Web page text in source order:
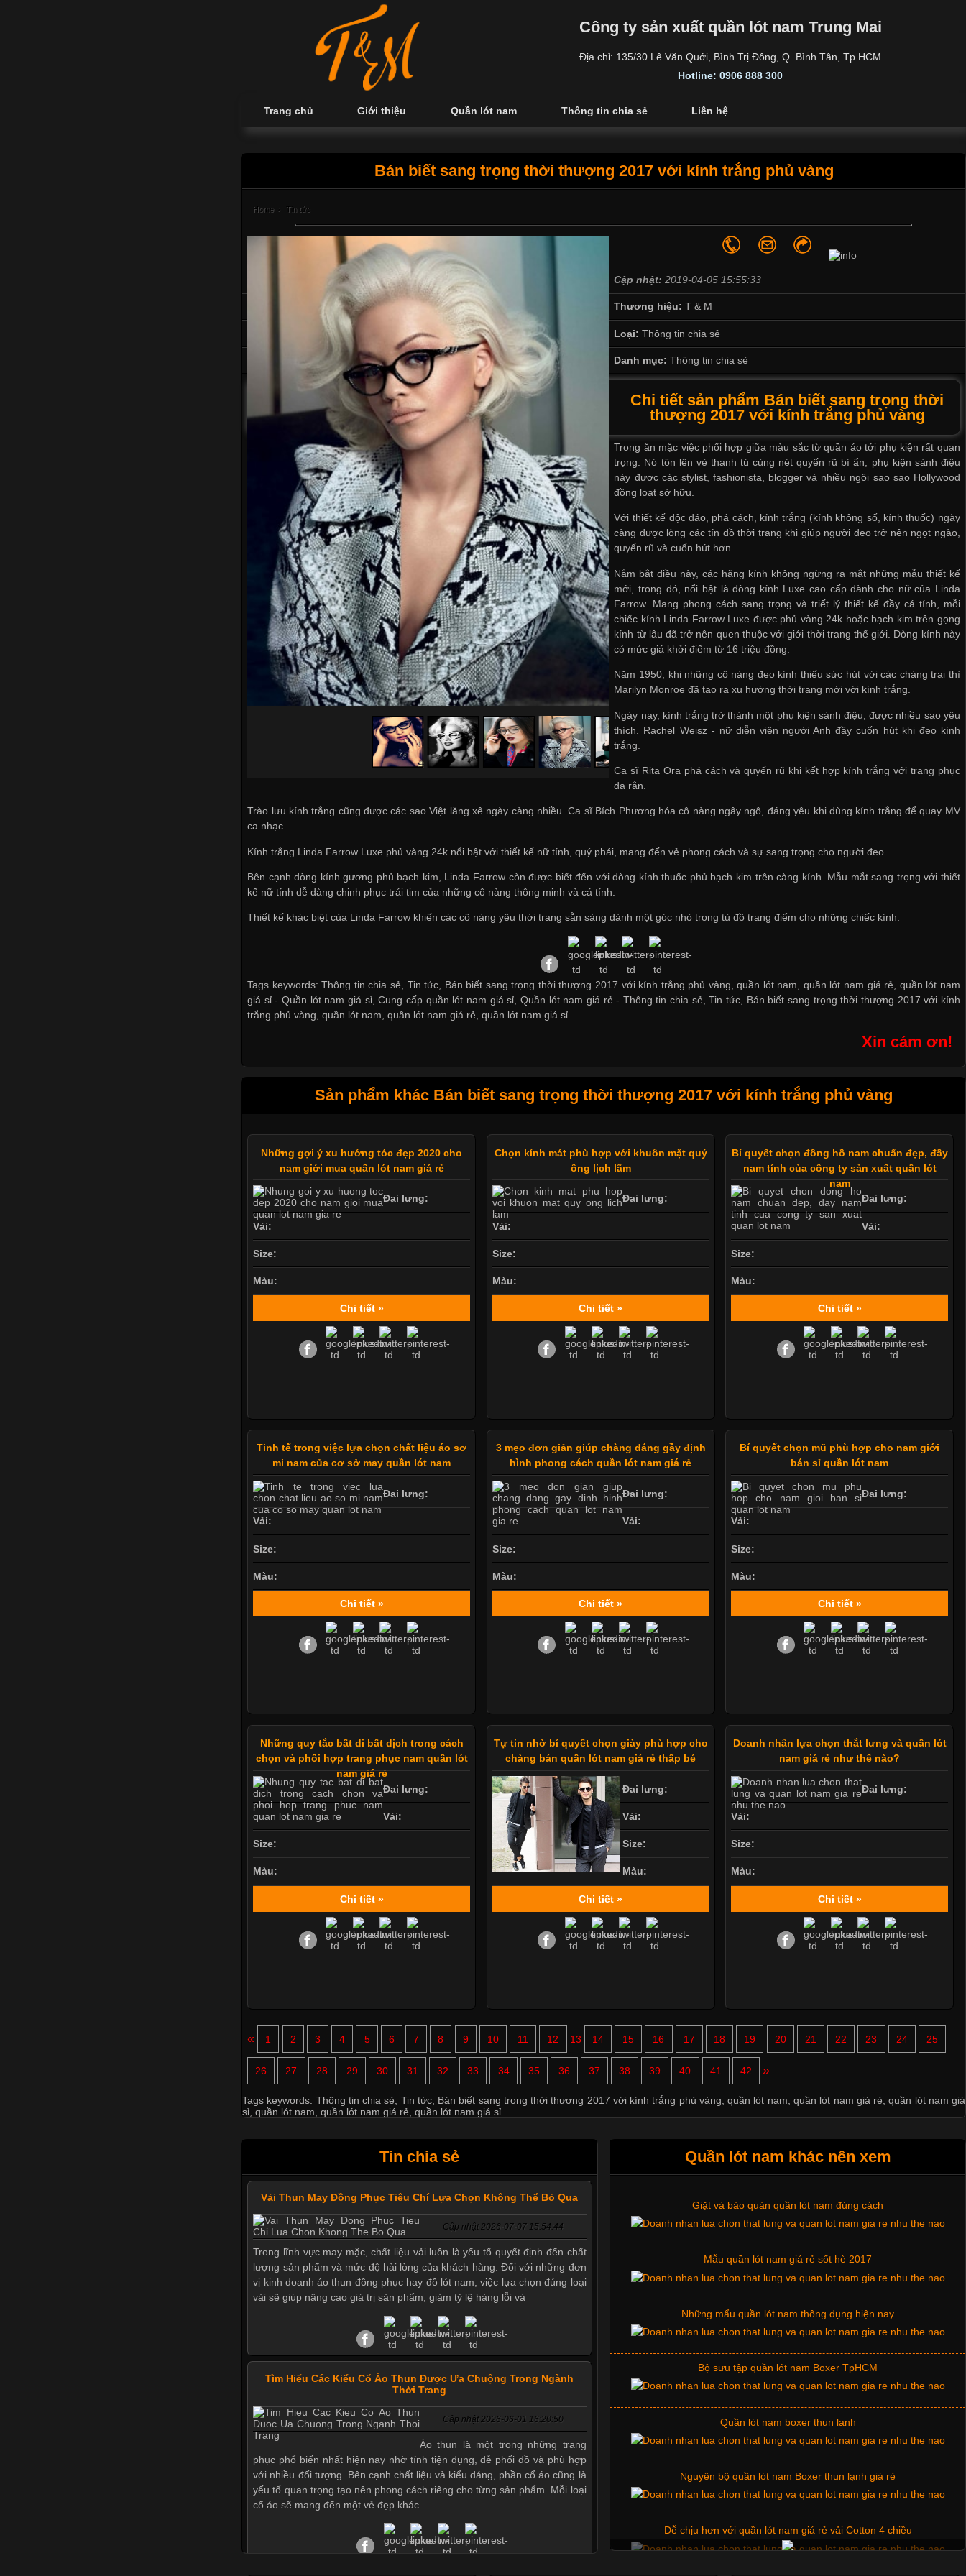
Công ty sản xuất quần lót nam Trung Mai
Địa chỉ: 135/30 Lê Văn Quới, Bình Trị Đông, Q. Bình Tân, Tp HCM
Hotline: 0906 888 300
Trang chủ Giới thiệu Quần lót nam Thông tin chia sẻ Liên hệ
Bán biết sang trọng thời thượng 2017 với kính trắng phủ vàng
Home › Tin tức
Cập nhật: 2019-04-05 15:55:33
Thương hiệu:T & M
Loại: Thông tin chia sẻ
Danh mục: Thông tin chia sẻ
Chi tiết sản phẩm Bán biết sang trọng thời
thượng 2017 với kính trắng phủ vàng
Trong ăn mặc việc phối hợp giữa màu sắc từ quần áo tới phụ kiện rất quan
trọng. Nó tôn lên vẻ thanh tú cùng nét quyến rũ bí ẩn, phụ kiện sành điệu
này được các stylist, fashionista, blogger và nhiều ngôi sao sao Hollywood
đồng loạt sở hữu.
Với thiết kế độc đáo, phá cách, kính trắng (kính không số, kính thuốc) ngày
càng được lòng các tín đồ thời trang khi giúp người đeo trở nên ngọt ngào,
quyến rũ và cuốn hút hơn.
Nắm bắt điều này, các hãng kính không ngừng ra mắt những mẫu thiết kế
mới, trong đó, nổi bật là dòng kính Luxe cao cấp dành cho nữ của Linda
Farrow. Mang phong cách sang trọng và triết lý thiết kế đầy cá tính, mỗi
chiếc kính Linda Farrow Luxe được phủ vàng 24k hoặc bạch kim trên gọng
kính từ lâu đã trở nên quen thuộc với giới thời trang thế giới. Dòng kính này
có mức giá khởi điểm từ 16 triệu đồng.
Năm 1950, khi những cô nàng đeo kính thiếu sức hút với các chàng trai thì
Marilyn Monroe đã tạo ra xu hướng thời trang mới với kính trắng.
Ngày nay, kính trắng trở thành một phụ kiện sành điệu, được nhiều sao yêu
thích. Rachel Weisz - nữ diễn viên người Anh đầy cuốn hút khi đeo kính
trắng.
Ca sĩ Rita Ora phá cách và quyến rũ khi kết hợp kính trắng với trang phục
da rắn.
Trào lưu kính trắng cũng được các sao Việt lăng xê ngày càng nhiều. Ca sĩ Bích Phương hóa cô nàng ngây ngô, đáng yêu khi dùng kính trắng để quay MV
ca nhạc.
Kính trắng Linda Farrow Luxe phủ vàng 24k nổi bật với thiết kế nữ tính, quý phái, mang đến vẻ phong cách và sự sang trọng cho người đeo.
Bên cạnh dòng kính gương phủ bạch kim, Linda Farrow còn được biết đến với dòng kính thuốc phủ bạch kim trên càng kính. Mẫu mắt sang trọng với thiết
kế nữ tính dễ dàng chinh phục trái tim của những cô nàng thông minh và cá tính.
Thiết kế khác biệt của Linda Farrow khiến các cô nàng yêu thời trang sẵn sàng dành một góc nhỏ trong tủ đồ trang điểm cho những chiếc kính.
Tags keywords: Thông tin chia sẻ, Tin tức, Bán biết sang trọng thời thượng 2017 với kính trắng phủ vàng, quần lót nam, quần lót nam giá rẻ, quần lót nam
giá sỉ -Quần lót nam giá sỉ,Cung cấp quần lót nam giá sỉ Quần lót nam giá rẻ - Thông tin chia sẻ ,Tin tức
Bán biết sang trọng thời thượng 2017 với kính
trắng phủ vàng ,quần lót nam ,quần lót nam giá rẻ ,quần lót nam giá sỉ
Xin cám ơn!
Sản phẩm khác Bán biết sang trọng thời thượng 2017 với kính trắng phủ vàng
Những gợi ý xu hướng tóc đẹp 2020 cho
nam giới mua quần lót nam giá rẻ
Đai lưng:
Vải:
Size:
Màu:
Chi tiết »
Chọn kính mát phù hợp với khuôn mặt quý
ông lịch lãm
Đai lưng:
Vải:
Size:
Màu:
Chi tiết »
Bí quyết chọn đồng hồ nam chuẩn đẹp, đầy
nam tính của công ty sản xuất quần lót
nam
Đai lưng:
Vải:
Size:
Màu:
Chi tiết »
Tinh tế trong việc lựa chọn chất liệu áo sơ
mi nam của cơ sở may quần lót nam
Đai lưng:
Vải:
Size:
Màu:
Chi tiết »
3 mẹo đơn giản giúp chàng dáng gầy định
hình phong cách quần lót nam giá rẻ
Đai lưng:
Vải:
Size:
Màu:
Chi tiết »
Bí quyết chọn mũ phù hợp cho nam giới
bán sỉ quần lót nam
Đai lưng:
Vải:
Size:
Màu:
Chi tiết »
Những quy tắc bất di bất dịch trong cách
chọn và phối hợp trang phục nam quần lót
nam giá rẻ
Đai lưng:
Vải:
Size:
Màu:
Chi tiết »
Tự tin nhờ bí quyết chọn giày phù hợp cho
chàng bán quần lót nam giá rẻ thấp bé
Đai lưng:
Vải:
Size:
Màu:
Chi tiết »
Doanh nhân lựa chọn thắt lưng và quần lót
nam giá rẻ như thế nào?
Đai lưng:
Vải:
Size:
Màu:
Chi tiết »
« 1 2 3 4 5 6 7 8 9 10 11 12 13 14 15 16 17 18 19 20 21 22 23 24 25
26 27 28 29 30 31 32 33 34 35 36 37 38 39 40 41 42 »
Tags keywords: Thông tin chia sẻ, Tin tức, Bán biết sang trọng thời thượng 2017 với kính trắng phủ vàng,quần lót nam,quần lót nam giá rẻ,quần lót nam giá
sỉ, quần lót nam, quần lót nam giá rẻ, quần lót nam giá sỉ
Tin chia sẻ
Vải Thun May Đồng Phục Tiêu Chí Lựa Chọn Không Thể Bỏ Qua
Cập nhật 2026-07-07 15:54:44
Trong lĩnh vực may mặc, chất liệu vải luôn là yếu tố quyết định đến chất
lượng sản phẩm và mức độ hài lòng của khách hàng. Đối với những đơn
vị kinh doanh áo thun đồng phục hay đồ lót nam, việc lựa chọn đúng loại
vải sẽ giúp nâng cao giá trị sản phẩm, giảm tỷ lệ hàng lỗi và
Tìm Hiểu Các Kiểu Cổ Áo Thun Được Ưa Chuộng Trong Ngành
Thời Trang
Cập nhật 2026-06-01 16:20:50
Áo thun là một trong những trang
phục phổ biến nhất hiện nay nhờ tính tiện dụng, dễ phối đồ và phù hợp
với nhiều đối tượng. Bên cạnh chất liệu và kiểu dáng, phần cổ áo cũng là
yếu tố quan trọng tạo nên phong cách riêng cho từng sản phẩm. Mỗi loại
cổ áo sẽ mang đến một vẻ đẹp khác
Quần lót nam khác nên xem
Mẫu quần short quần lót nam nữ hè thu 2017
Thị hiều quần lót nam bơi lội nam và nữ 2017
Xu hướng thời trang trẻ và quần lót nam giá sỉ
Giặt và bảo quản quần lót nam đúng cách
Mẫu quần lót nam giá rẻ sốt hè 2017
Những mẩu quần lót nam thông dụng hiện nay
Bộ sưu tập quần lót nam Boxer TpHCM
Quần lót nam boxer thun lạnh
Nguyên bộ quần lót nam Boxer thun lạnh giá rẻ
Dễ chịu hơn với quần lót nam giá rẻ vải Cotton 4 chiều